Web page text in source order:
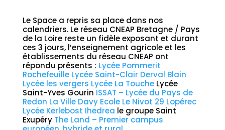
Le Space a repris sa place dans nos
calendriers. Le réseau CNEAP Bretagne / Pays
de la Loire reste un fidèle exposant et durant
ces 3 jours, l’enseignement agricole et les
établissements du réseau CNEAP ont
répondu présents : Lycée Pommerit
Rochefeuille Lycée Saint-Clair Derval Blain
Lycée les vergers Lycée La ToucheLycée
Saint-Yves Gourin ISSAT – Lycée du Pays de
Redon La Ville Davy Ecole Le Nivot 29 Lopérec
Lycée Kerlebost Ihedrea le groupe Saint
Exupéry The Land – Premier campus